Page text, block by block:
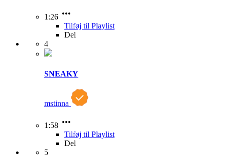
1:26
Tilføj til Playlist
Del
4
SNEAKY
mstinna
1:58
Tilføj til Playlist
Del
5